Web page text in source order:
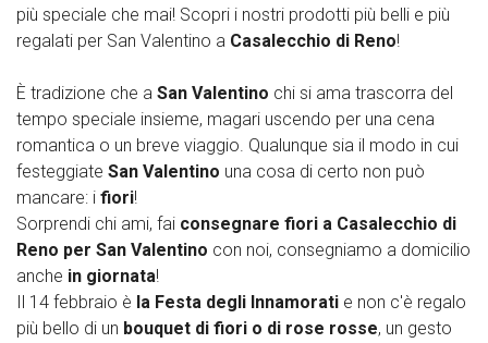
più speciale che mai! Scopri i nostri prodotti più belli e più
regalati per San Valentino a Casalecchio di Reno!
È tradizione che a San Valentino chi si ama trascorra del
tempo speciale insieme, magari uscendo per una cena
romantica o un breve viaggio. Qualunque sia il modo in cui
festeggiate San Valentino una cosa di certo non può
mancare: i fiori!
Sorprendi chi ami, fai consegnare fiori a Casalecchio di
Reno per San Valentino con noi, consegniamo a domicilio
anche in giornata!
Il 14 febbraio è la Festa degli Innamorati e non c'è regalo
più bello di un bouquet di fiori o di rose rosse, un gesto